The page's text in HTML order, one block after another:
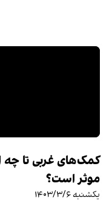
کمک‌های غربی تا چه
موثر است؟
یکشنبه ۱۴۰۳/۳/۶